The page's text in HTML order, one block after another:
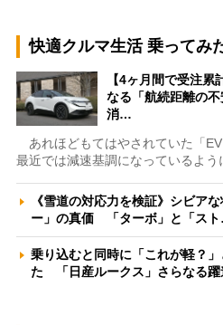
快適クルマ生活 乗ってみ
【4ヶ月間で受注
なる「航続距離の
消…
あれほどもてはやされていた「EV
最近では減速基調になっているよ
《雪道の対応力を検証》シビア
ー」の真価 「ターボ」と「ス
乗り込むと同時に「これが軽？
た 「日産ルークス」さらなる